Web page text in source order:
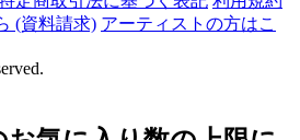
(資料請求) アーティストの方はこ